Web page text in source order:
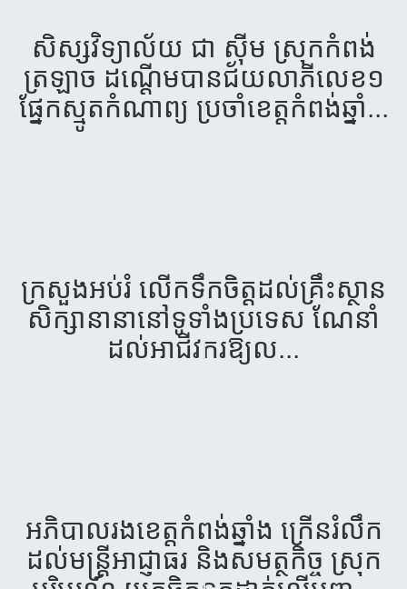
សិស្សវិទ្យាល័យ ជា ស៊ីម ស្រុកកំពង់
ត្រឡាច ដណ្តើមបានជ័យលាភីលេខ១
ផ្នែកស្មូតកំណាព្យ ប្រចាំខេត្តកំពង់ឆ្នាំ...
ក្រសួង​អប់រំ​ លើក​ទឹក​ចិត្ដដ​ល់​គ្រឹះ​ស្ថាន​
សិក្សា​នានា​នៅ​ទូ​ទាំង​ប្រទេស​ ណែ​នាំ​
ដល់​អាជីវ​ករ​ឱ្យ​ល...
អភិបាលរងខេត្តកំពង់ឆ្នាំង ក្រើនរំលឹក
ដល់មន្ត្រីអាជ្ញាធរ និងសមត្ថកិច្ច ស្រុក